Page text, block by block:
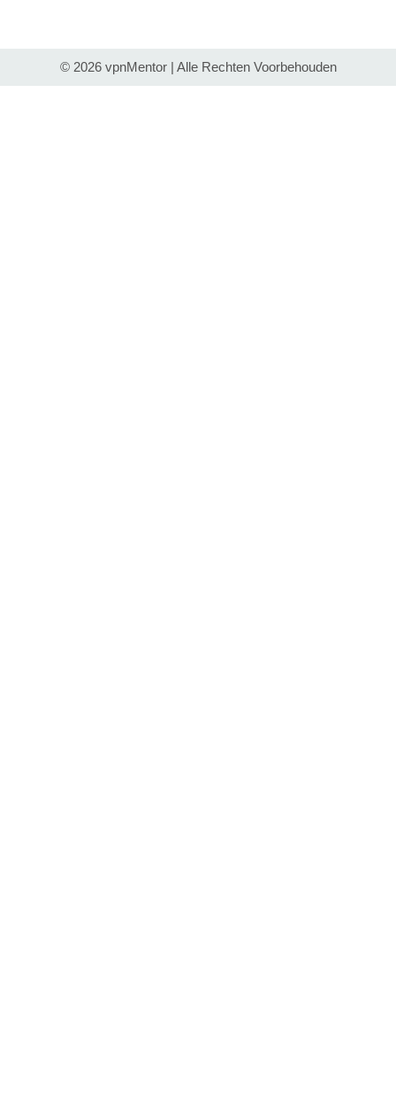
© 2026 vpnMentor | Alle Rechten Voorbehouden